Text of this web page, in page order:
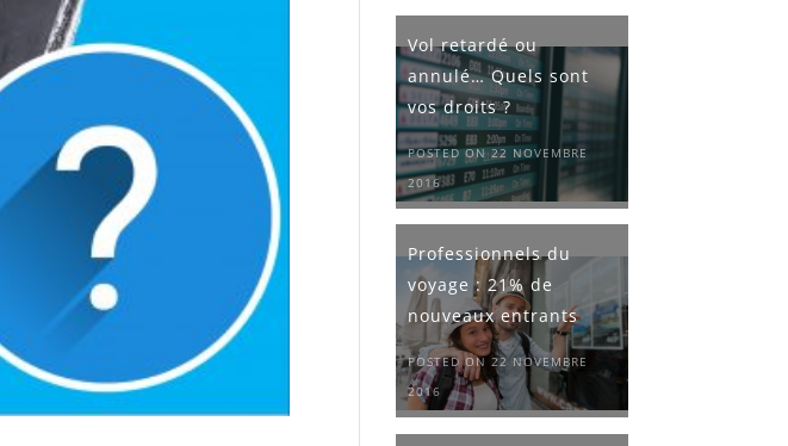
Vol retardé ou
annulé… Quels sont
vos droits ?
POSTED ON 22 NOVEMBRE
2016
Professionnels du
voyage : 21% de
nouveaux entrants
POSTED ON 22 NOVEMBRE
2016